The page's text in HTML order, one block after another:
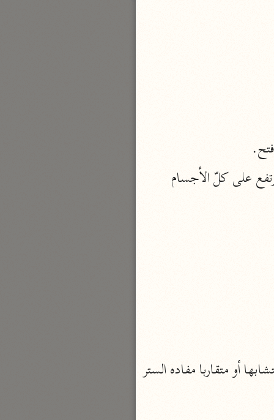
أنوار التنزيل
تفسير القرآن العزيز
1- يُغْشِي اللَّيْلَ النَّهارَ يكاد يكون مجيء الغين مع الشين فاء وعينا للفعل مفيدا معنى متشابها أو متقاربا مفاده الستر